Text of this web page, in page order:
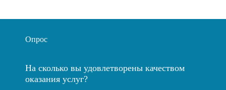
Опрос
На сколько вы удовлетворены качеством
оказания услуг?